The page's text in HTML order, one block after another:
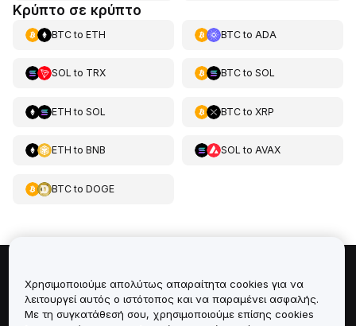
Κρύπτο σε κρύπτο
BTCto ETH BTCto ADA
SOL to TRX BTCto SOL
ETH to SOL BTCto XRP
ETH to BNB SOL to AVAX
BTCto DOGE
Πληροφορίες για
Υπηρεσίες
Χρησιμοποιούμε απολύτως απαραίτητα cookies για να
λειτουργεί αυτός ο ιστότοπος και να παραμένει ασφαλής.
Με τη συγκατάθεσή σου, χρησιμοποιούμε επίσης cookies